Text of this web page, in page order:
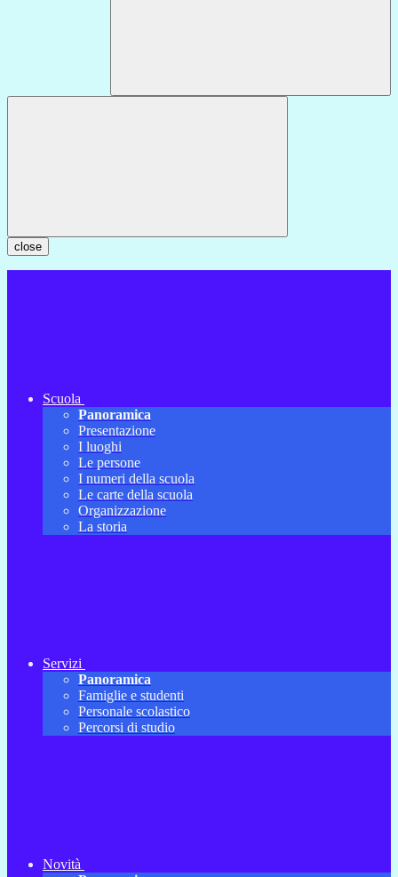
close
Scuola
Panoramica
Presentazione
I luoghi
Le persone
I numeri della scuola
Le carte della scuola
Organizzazione
La storia
Servizi
Panoramica
Famiglie e studenti
Personale scolastico
Percorsi di studio
Novità